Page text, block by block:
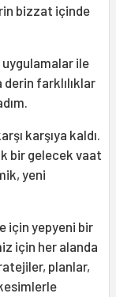
bizzat içinde
uygulamalar ile
derin farklılıklar
karşıya kaldı.
bir gelecek vaat
yeni
için yepyeni bir
için her alanda
planlar,